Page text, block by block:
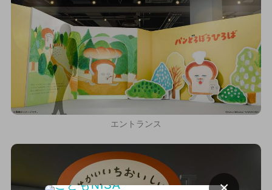
エントランス